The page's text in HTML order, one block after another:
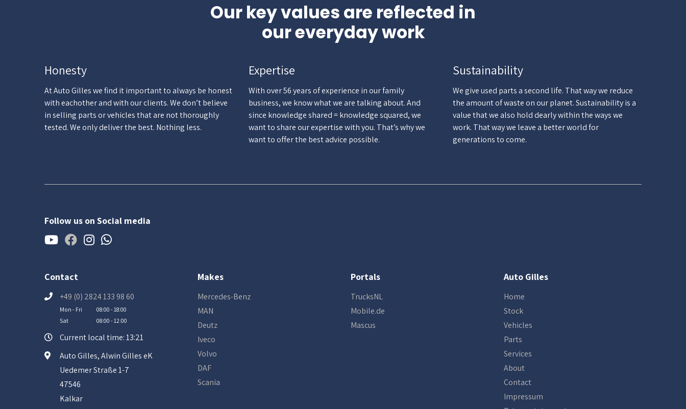
Our key values are reflected in
our everyday work
Honesty
At Auto Gilles we find it important to always be honest
with eachother and with our clients. We don’t believe
in selling parts or vehicles that are not thoroughly
tested. We only deliver the best. Nothing less.
Expertise
With over 56 years of experience in our family
business, we know what we are talking about. And
since knowledge shared = knowledge squared, we
want to share our expertise with you. That’s why we
want to offer the best advice possible.
Sustainability
We give used parts a second life. That way we reduce
the amount of waste on our planet. Sustainability is a
value that we also hold dearly within the ways we
work. That way we leave a better world for
generations to come.
Follow us on Social media
Contact
+49 (0) 2824 133 98 60
Mon - Fri
08:00 - 18:00
Sat
08:00 - 12:00
Current local time: 13:21
Auto Gilles, Alwin Gilles eK
Uedemer Straße 1-7
47546
Kalkar
Makes
Mercedes-Benz
MAN
Deutz
Iveco
Volvo
DAF
Scania
Portals
TrucksNL
Mobile.de
Mascus
Auto Gilles
Home
Stock
Vehicles
Parts
Services
About
Contact
Impressum